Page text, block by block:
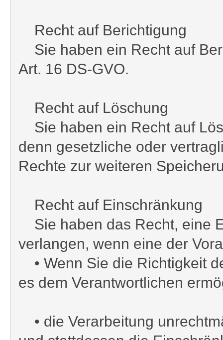
Recht auf Berichtigung
Sie haben ein Recht auf
Art. 16 DS-GVO.
Recht auf Löschung
Sie haben ein Recht auf
denn gesetzliche oder
Rechte zur weiteren
Recht auf Einschränkung
Sie haben das Recht, eine
verlangen, wenn eine der
• Wenn Sie die Richtigkeit
es dem Verantwortlichen
• die Verarbeitung